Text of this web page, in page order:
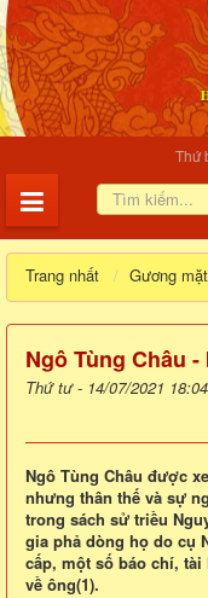
Thứ
Trang nhất Gương
Ngô Tùng Châu
Thứ tư - 14/07/2021 18:04
Ngô Tùng Châu được
nhưng thân thế và sự
trong sách sử triều
gia phả dòng họ do cụ
cấp, một số báo chí,
về ông(1).